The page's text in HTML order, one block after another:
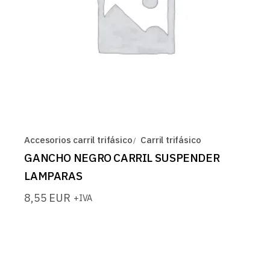
Accesorios carril trifásico Carril trifásico
GANCHO NEGRO CARRIL SUSPENDER
LAMPARAS
8,55 EUR +IVA